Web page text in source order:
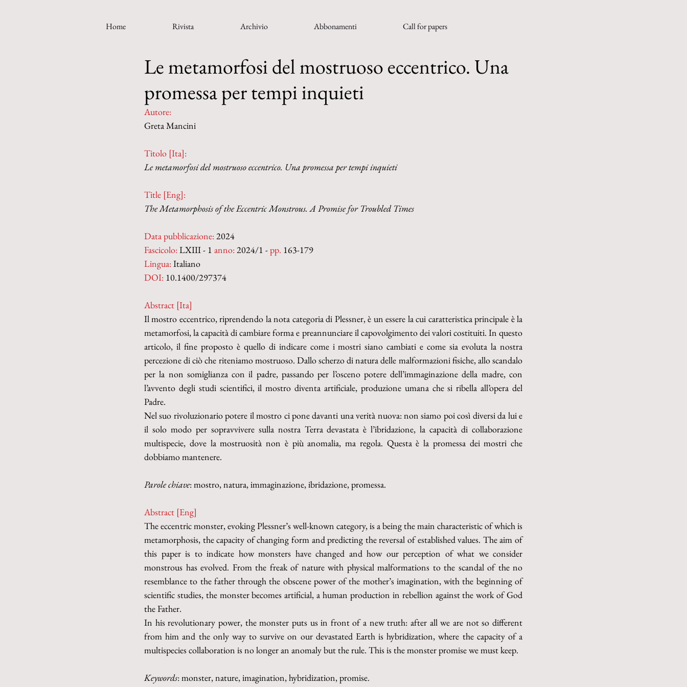
Home Rivista Archivio Abbonamenti Call for papers
Le metamorfosi del mostruoso eccentrico. Una
promessa per tempi inquieti
Autore:
Greta Mancini
Titolo [Ita]:
Le metamorfosi del mostruoso eccentrico. Una promessa per tempi inquieti
Title [Eng]:
The Metamorphosis of the Eccentric Monstrous. A Promise for Troubled Times
Data pubblicazione: 2024
Fascicolo: LXIII - 1 anno: 2024/1 - pp. 163-179
Lingua: Italiano
DOI: 10.1400/297374
Abstract [Ita]
Il mostro eccentrico, riprendendo la nota categoria di Plessner, è un essere la cui caratteristica principale è la
metamorfosi, la capacità di cambiare forma e preannunciare il capovolgimento dei valori costituiti. In questo
articolo, il fine proposto è quello di indicare come i mostri siano cambiati e come sia evoluta la nostra
percezione di ciò che riteniamo mostruoso. Dallo scherzo di natura delle malformazioni fisiche, allo scandalo
per la non somiglianza con il padre, passando per l’osceno potere dell’immaginazione della madre, con
l’avvento degli studi scientifici, il mostro diventa artificiale, produzione umana che si ribella all’opera del
Padre.
Nel suo rivoluzionario potere il mostro ci pone davanti una verità nuova: non siamo poi così diversi da lui e
il solo modo per sopravvivere sulla nostra Terra devastata è l’ibridazione, la capacità di collaborazione
multispecie, dove la mostruosità non è più anomalia, ma regola. Questa è la promessa dei mostri che
dobbiamo mantenere.
Parole chiave: mostro, natura, immaginazione, ibridazione, promessa.
Abstract [Eng]
The eccentric monster, evoking Plessner’s well-known category, is a being the main characteristic of which is
metamorphosis, the capacity of changing form and predicting the reversal of established values. The aim of
this paper is to indicate how monsters have changed and how our perception of what we consider
monstrous has evolved. From the freak of nature with physical malformations to the scandal of the no
resemblance to the father through the obscene power of the mother’s imagination, with the beginning of
scientific studies, the monster becomes artificial, a human production in rebellion against the work of God
the Father.
In his revolutionary power, the monster puts us in front of a new truth: after all we are not so different
from him and the only way to survive on our devastated Earth is hybridization, where the capacity of a
multispecies collaboration is no longer an anomaly but the rule. This is the monster promise we must keep.
Keywords: monster, nature, imagination, hybridization, promise.